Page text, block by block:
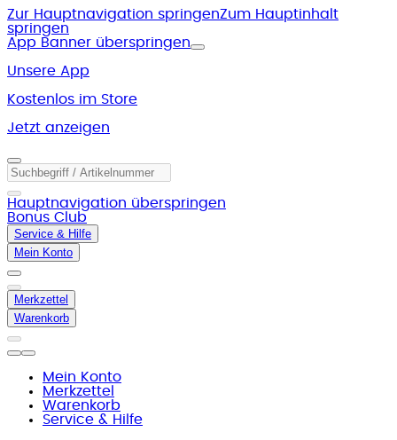
Zur Hauptnavigation springenZum Hauptinhalt
springen
App Banner überspringen
Unsere App
Kostenlos im Store
Jetzt anzeigen
Hauptnavigation überspringen
Bonus Club
Service & Hilfe
Mein Konto
Merkzettel
Warenkorb
Mein Konto
Merkzettel
Warenkorb
Service & Hilfe